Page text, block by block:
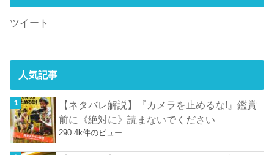
ツイート
人気記事
【ネタバレ解説】『カメラを止めるな!』鑑賞
前に《絶対に》読まないでください
290.4k件のビュー